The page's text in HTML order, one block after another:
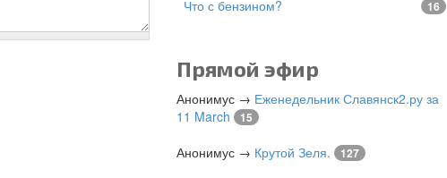
Что с бензином? 16
Прямой эфир
Анонимус → Еженедельник Славянск2.ру за
11 March
15
Анонимус → Крутой Зеля. 127